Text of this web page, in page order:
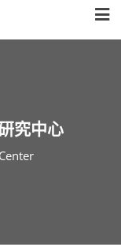
究中心